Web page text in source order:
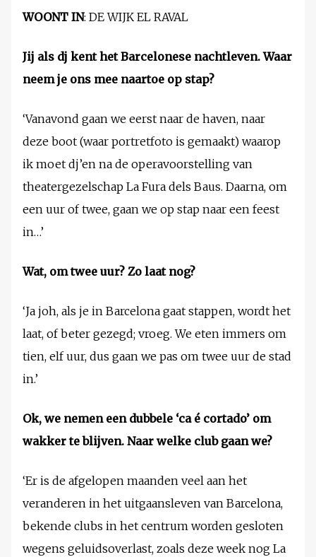
WOONT IN: DE WIJK EL RAVAL
Jij als dj kent het Barcelonese nachtleven. Waar
neem je ons mee naartoe op stap?
‘Vanavond gaan we eerst naar de haven, naar
deze boot (waar portretfoto is gemaakt) waarop
ik moet dj’en na de operavoorstelling van
theatergezelschap La Fura dels Baus. Daarna, om
een uur of twee, gaan we op stap naar een feest
in…’
Wat, om twee uur? Zo laat nog?
‘Ja joh, als je in Barcelona gaat stappen, wordt het
laat, of beter gezegd; vroeg. We eten immers om
tien, elf uur, dus gaan we pas om twee uur de stad
in.’
Ok, we nemen een dubbele ‘ca é cortado’ om
wakker te blijven. Naar welke club gaan we?
‘Er is de afgelopen maanden veel aan het
veranderen in het uitgaansleven van Barcelona,
bekende clubs in het centrum worden gesloten
wegens geluidsoverlast, zoals deze week nog La